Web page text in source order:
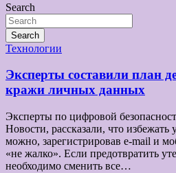
Search
Search
Технологии
Эксперты составили план
кражи личных данных
Эксперты по цифровой
Новости, рассказали, что
можно, зарегистрировав e-mail и
«не жалко». Если предотвратить
необходимо сменить все…